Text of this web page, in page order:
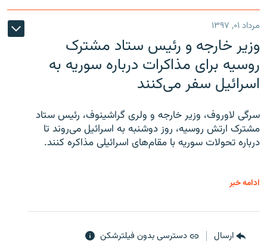
مرداد ۰۱, ۱۳۹۷
وزیر خارجه و رئیس‌ ستاد مشترک
روسیه برای مذاکرات درباره سوریه به
اسرائیل سفر می‌کنند
سرگی لاوروف، وزیر خارجه و ولری گراشینوف، رئیس ستاد
مشترک ارتش روسیه، روز دوشنبه به اسرائیل می‌روند تا
درباره تحولات سوریه با مقام‌های اسرائیلی مذاکره کنند.
ادامه خبر
ارسال دسترسی بدون فیلترشکن